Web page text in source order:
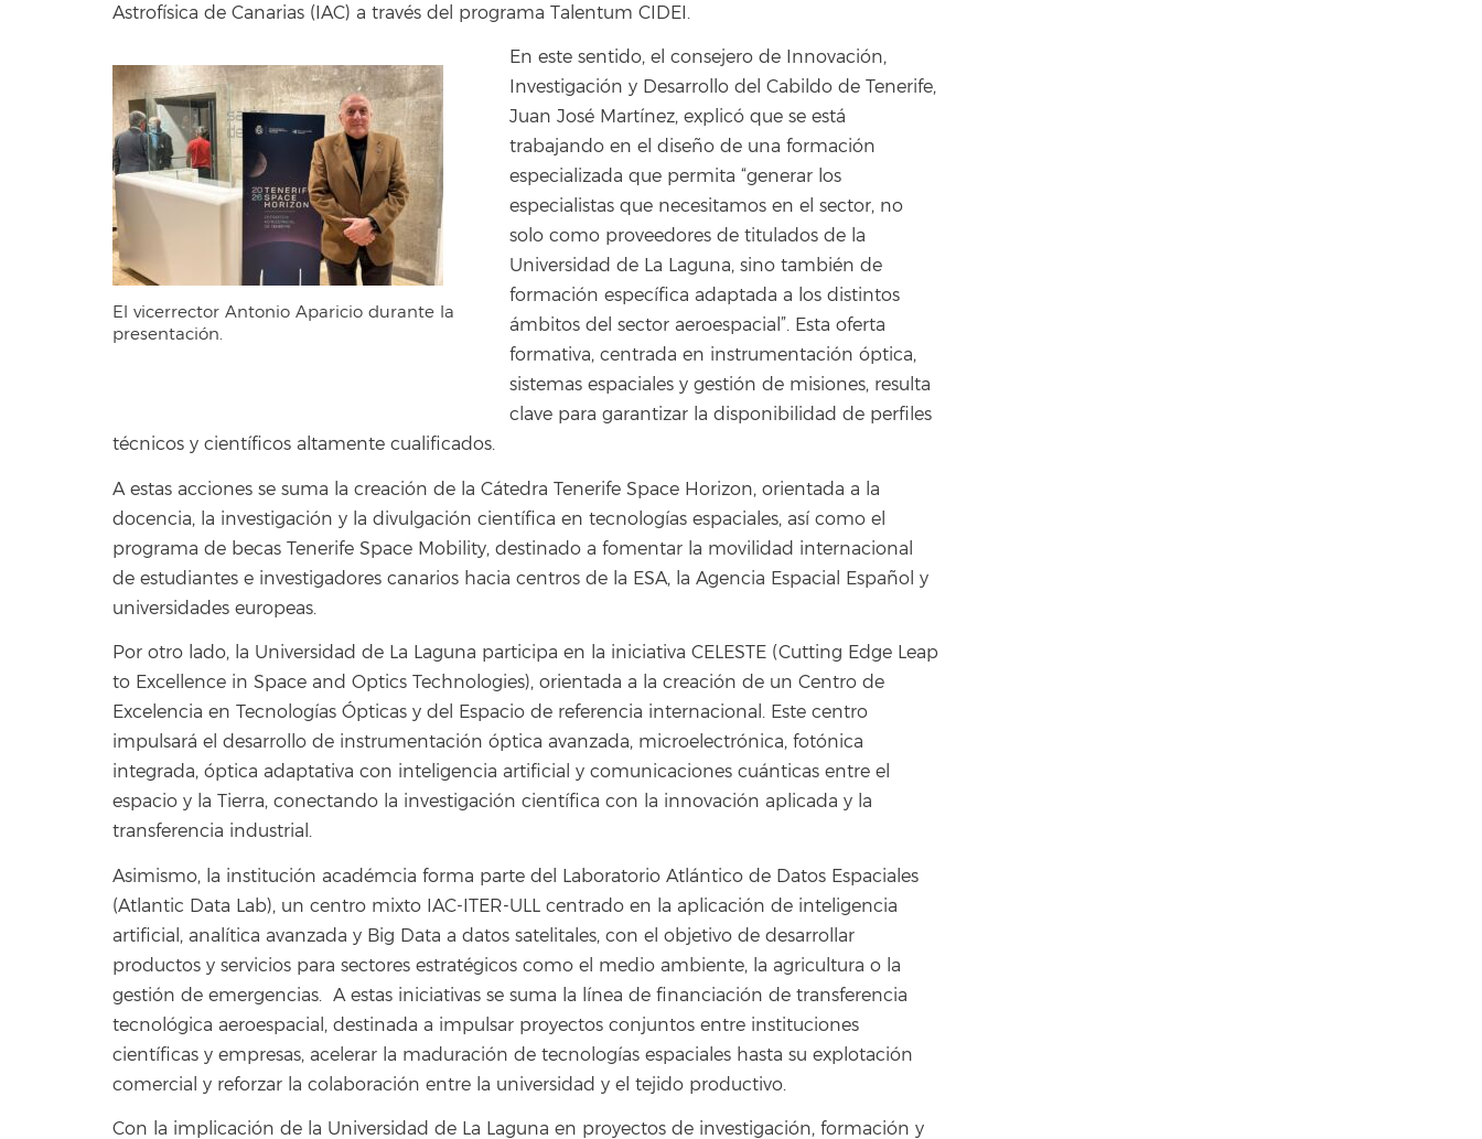
Astrofísica de Canarias (IAC) a través del programa Talentum CIDEI.
El vicerrector Antonio Aparicio durante la
presentación.
En este sentido, el consejero de Innovación,
Investigación y Desarrollo del Cabildo de Tenerife,
Juan José Martínez, explicó que se está
trabajando en el diseño de una formación
especializada que permita “generar los
especialistas que necesitamos en el sector, no
solo como proveedores de titulados de la
Universidad de La Laguna, sino también de
formación específica adaptada a los distintos
ámbitos del sector aeroespacial”. Esta oferta
formativa, centrada en instrumentación óptica,
sistemas espaciales y gestión de misiones, resulta
clave para garantizar la disponibilidad de perfiles
técnicos y científicos altamente cualificados.
A estas acciones se suma la creación de la Cátedra Tenerife Space Horizon, orientada a la
docencia, la investigación y la divulgación científica en tecnologías espaciales, así como el
programa de becas Tenerife Space Mobility, destinado a fomentar la movilidad internacional
de estudiantes e investigadores canarios hacia centros de la ESA, la Agencia Espacial Español y
universidades europeas.
Por otro lado, la Universidad de La Laguna participa en la iniciativa CELESTE (Cutting Edge Leap
to Excellence in Space and Optics Technologies), orientada a la creación de un Centro de
Excelencia en Tecnologías Ópticas y del Espacio de referencia internacional. Este centro
impulsará el desarrollo de instrumentación óptica avanzada, microelectrónica, fotónica
integrada, óptica adaptativa con inteligencia artificial y comunicaciones cuánticas entre el
espacio y la Tierra, conectando la investigación científica con la innovación aplicada y la
transferencia industrial.
Asimismo, la institución académcia forma parte del Laboratorio Atlántico de Datos Espaciales
(Atlantic Data Lab), un centro mixto IAC-ITER-ULL centrado en la aplicación de inteligencia
artificial, analítica avanzada y Big Data a datos satelitales, con el objetivo de desarrollar
productos y servicios para sectores estratégicos como el medio ambiente, la agricultura o la
gestión de emergencias. A estas iniciativas se suma la línea de financiación de transferencia
tecnológica aeroespacial, destinada a impulsar proyectos conjuntos entre instituciones
científicas y empresas, acelerar la maduración de tecnologías espaciales hasta su explotación
comercial y reforzar la colaboración entre la universidad y el tejido productivo.
Con la implicación de la Universidad de La Laguna en proyectos de investigación, formación y